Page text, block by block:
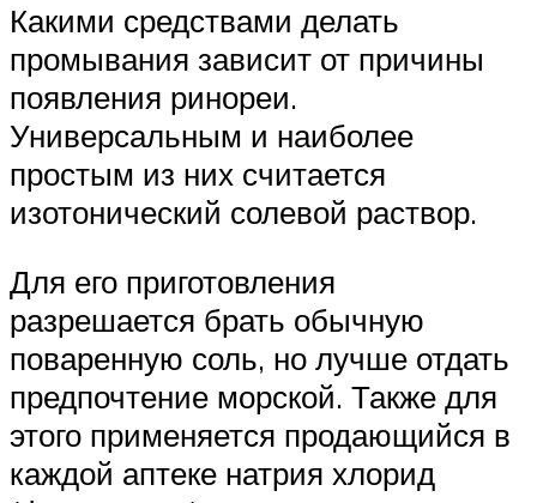
Какими средствами делать
промывания зависит от причины
появления ринореи.
Универсальным и наиболее
простым из них считается
изотонический солевой раствор.
Для его приготовления
разрешается брать обычную
поваренную соль, но лучше отдать
предпочтение морской. Также для
этого применяется продающийся в
каждой аптеке натрия хлорид